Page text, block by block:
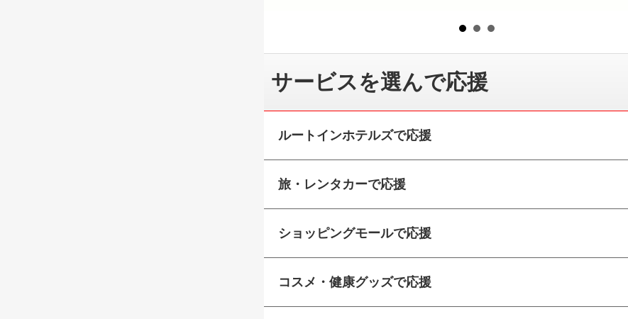
サービスを選んで応援
ルートインホテルズで応援
旅・レンタカーで応援
ショッピングモールで応援
コスメ・健康グッズで応援